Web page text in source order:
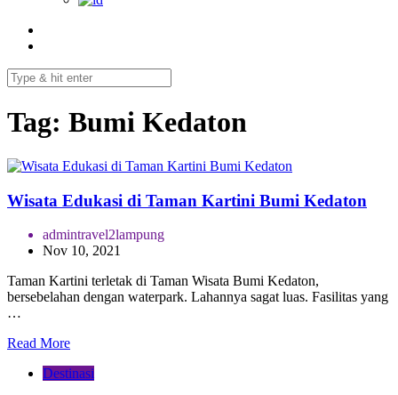
Tag: Bumi Kedaton
Wisata Edukasi di Taman Kartini Bumi Kedaton
admintravel2lampung
Nov 10, 2021
Taman Kartini terletak di Taman Wisata Bumi Kedaton,
bersebelahan dengan waterpark. Lahannya sagat luas. Fasilitas yang
…
Read More
Destinasi